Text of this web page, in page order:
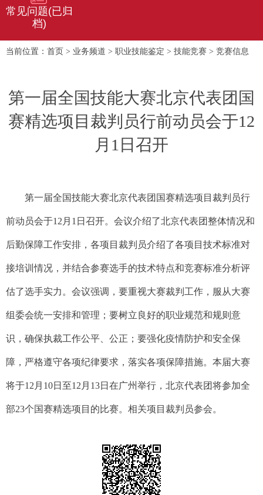
常见问题(已归
档)
当前位置： 首页 > 业务频道 > 职业技能鉴定 > 技能竞赛 > 竞赛信息
第一届全国技能大赛北京代表团国
赛精选项目裁判员行前动员会于12
月1日召开
第一届全国技能大赛北京代表团国赛精选项目裁判员行
前动员会于12月1日召开。会议介绍了北京代表团整体情况和
后勤保障工作安排，各项目裁判员介绍了各项目技术标准对
接培训情况，并结合参赛选手的技术特点和竞赛标准分析评
估了选手实力。会议强调，要重视大赛裁判工作，服从大赛
组委会统一安排和管理；要树立良好的职业规范和规则意
识，确保执裁工作公平、公正；要强化疫情防护和安全保
障，严格遵守各项纪律要求，落实各项保障措施。本届大赛
将于12月10日至12月13日在广州举行，北京代表团将参加全
部23个国赛精选项目的比赛。相关项目裁判员参会。